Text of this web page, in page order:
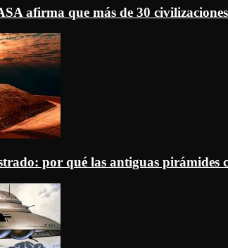
afirma que más de 30
por qué las antiguas pirámides